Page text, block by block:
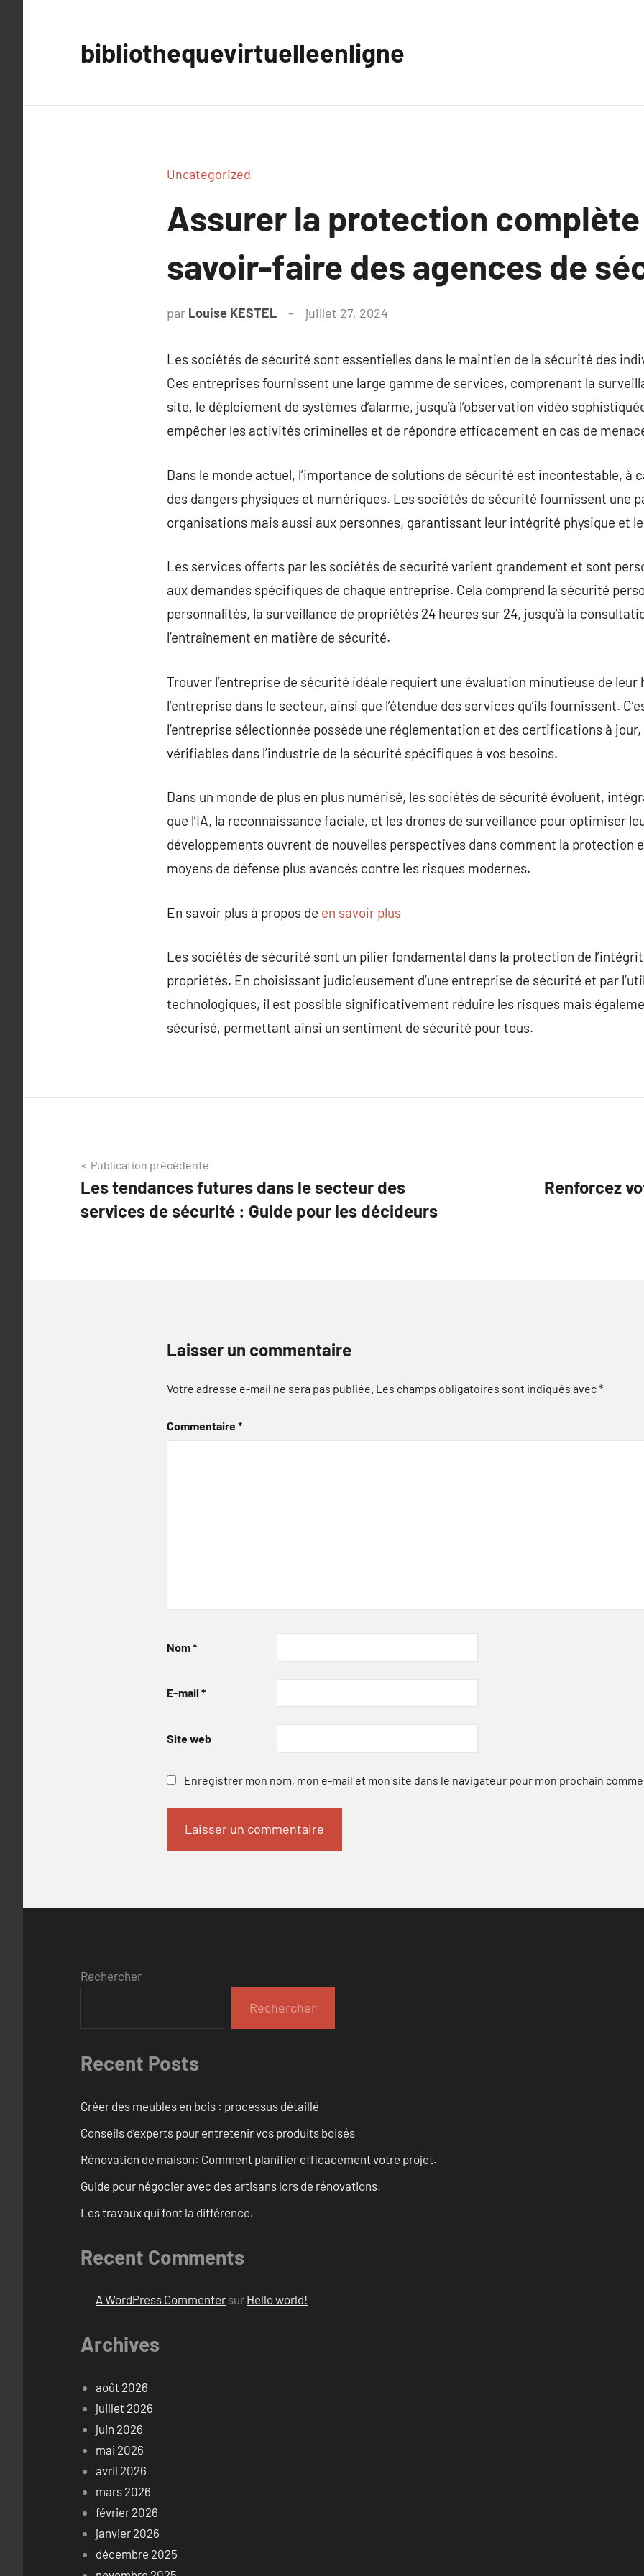
bibliothequevirtuelleenligne
Uncategorized
Assurer la protection complète
savoir-faire des agences de
par Louise KESTEL juillet 27, 2024
Les sociétés de sécurité sont essentielles dans le maintien de la sécurité des
Ces entreprises fournissent une large gamme de services, comprenant la
site, le déploiement de systèmes d’alarme, jusqu’à l’observation vidéo
empêcher les activités criminelles et de répondre efficacement en cas de
Dans le monde actuel, l’importance de solutions de sécurité est incontestable, à
des dangers physiques et numériques. Les sociétés de sécurité fournissent une
organisations mais aussi aux personnes, garantissant leur intégrité physique et
Les services offerts par les sociétés de sécurité varient grandement et sont
aux demandes spécifiques de chaque entreprise. Cela comprend la sécurité
personnalités, la surveillance de propriétés 24 heures sur 24, jusqu’à la
l’entraînement en matière de sécurité.
Trouver l’entreprise de sécurité idéale requiert une évaluation minutieuse de
l’entreprise dans le secteur, ainsi que l’étendue des services qu’ils fournissent.
l’entreprise sélectionnée possède une réglementation et des certifications à
vérifiables dans l’industrie de la sécurité spécifiques à vos besoins.
Dans un monde de plus en plus numérisé, les sociétés de sécurité évoluent,
que l’IA, la reconnaissance faciale, et les drones de surveillance pour optimiser
développements ouvrent de nouvelles perspectives dans comment la protection
moyens de défense plus avancés contre les risques modernes.
En savoir plus à propos de en savoir plus
Les sociétés de sécurité sont un pilier fondamental dans la protection de
propriétés. En choisissant judicieusement d’une entreprise de sécurité et par
technologiques, il est possible significativement réduire les risques mais
sécurisé, permettant ainsi un sentiment de sécurité pour tous.
Navigation
de
l’article
Publication précédente
Les tendances futures dans le secteur des
services de sécurité : Guide pour les décideurs
Renforcez
Laisser un commentaire
Votre adresse e-mail ne sera pas publiée. Les champs obligatoires sont indiqués avec*
Commentaire*
Nom*
E-mail *
Site web
Enregistrer mon nom, mon e-mail et mon site dans le navigateur pour mon prochain
Rechercher
Rechercher
Recent Posts
Créer des meubles en bois : processus détaillé
Conseils d’experts pour entretenir vos produits boisés
Rénovation de maison: Comment planifier efficacement votre projet.
Guide pour négocier avec des artisans lors de rénovations.
Les travaux qui font la différence.
Recent Comments
A WordPress Commenter sur Hello world!
Archives
août 2026
juillet 2026
juin 2026
mai 2026
avril 2026
mars 2026
février 2026
janvier 2026
décembre 2025